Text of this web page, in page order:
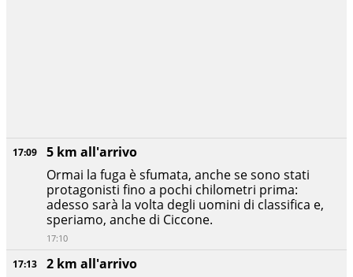
17:13
2 km all'arrivo
17:09
5 km all'arrivo
Ormai la fuga è sfumata, anche se sono stati
protagonisti fino a pochi chilometri prima:
adesso sarà la volta degli uomini di classifica e,
speriamo, anche di Ciccone.
17:10